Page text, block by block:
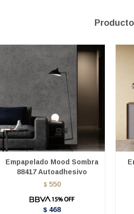
Empapelado Mood Sombra
88417 Autoadhesivo
$ 550
$ 468